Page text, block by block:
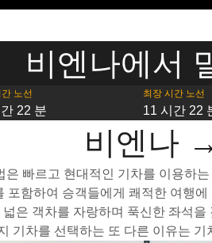
비엔나에서
노선
22 분
최장 시간 노선
11 시간 22
비엔나
빠르고 현대적인 기차를 이용하
포함하여 승객들에게 쾌적한 여행
은 객차를 자랑하며 푹신한 좌석
기차를 선택하는 또 다른 이유는